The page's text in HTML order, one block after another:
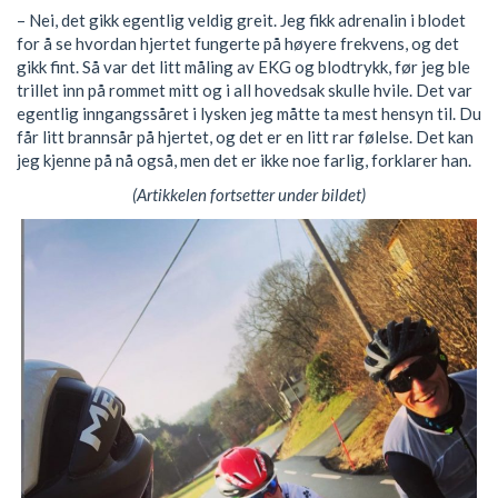
– Nei, det gikk egentlig veldig greit. Jeg fikk adrenalin i blodet
for å se hvordan hjertet fungerte på høyere frekvens, og det
gikk fint. Så var det litt måling av EKG og blodtrykk, før jeg ble
trillet inn på rommet mitt og i all hovedsak skulle hvile. Det var
egentlig inngangssåret i lysken jeg måtte ta mest hensyn til. Du
får litt brannsår på hjertet, og det er en litt rar følelse. Det kan
jeg kjenne på nå også, men det er ikke noe farlig, forklarer han.
(Artikkelen fortsetter under bildet)